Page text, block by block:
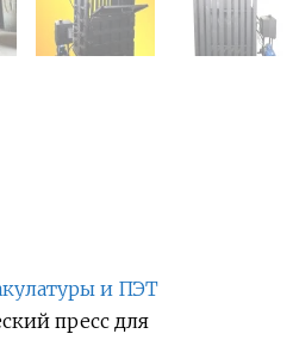
и ПЭТ
пресс для